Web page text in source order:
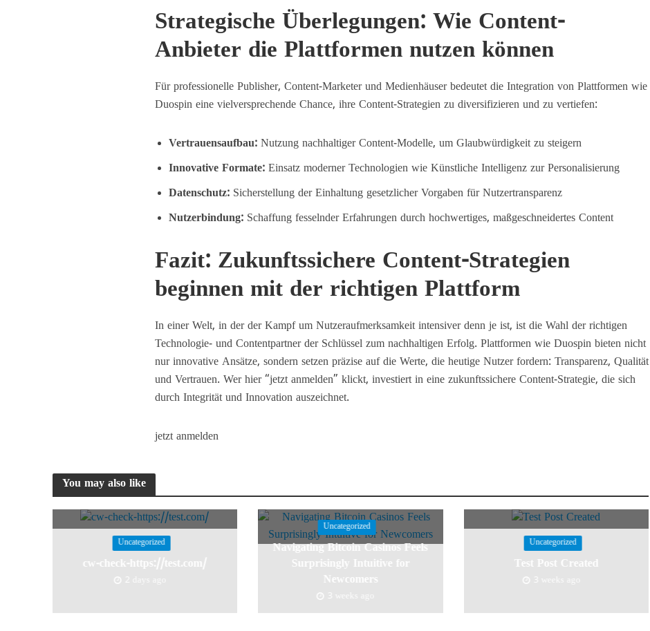
Strategische Überlegungen: Wie Content-
Anbieter die Plattformen nutzen können
Für professionelle Publisher, Content-Marketer und Medienhäuser bedeutet die Integration von Plattformen wie
Duospin eine vielversprechende Chance, ihre Content-Strategien zu diversifizieren und zu vertiefen:
Vertrauensaufbau: Nutzung nachhaltiger Content-Modelle, um Glaubwürdigkeit zu steigern
Innovative Formate: Einsatz moderner Technologien wie Künstliche Intelligenz zur Personalisierung
Datenschutz: Sicherstellung der Einhaltung gesetzlicher Vorgaben für Nutzertransparenz
Nutzerbindung: Schaffung fesselnder Erfahrungen durch hochwertiges, maßgeschneidertes Content
Fazit: Zukunftssichere Content-Strategien
beginnen mit der richtigen Plattform
In einer Welt, in der der Kampf um Nutzeraufmerksamkeit intensiver denn je ist, ist die Wahl der richtigen
Technologie- und Contentpartner der Schlüssel zum nachhaltigen Erfolg. Plattformen wie Duospin bieten nicht
nur innovative Ansätze, sondern setzen präzise auf die Werte, die heutige Nutzer fordern: Transparenz, Qualität
und Vertrauen. Wer hier “jetzt anmelden” klickt, investiert in eine zukunftssichere Content-Strategie, die sich
durch Integrität und Innovation auszeichnet.
jetzt anmelden
You may also like
Uncategorized
cw-check-https://test.com/
2 days ago
Uncategorized
Navigating Bitcoin Casinos Feels
Surprisingly Intuitive for
Newcomers
3 weeks ago
Uncategorized
Test Post Created
3 weeks ago